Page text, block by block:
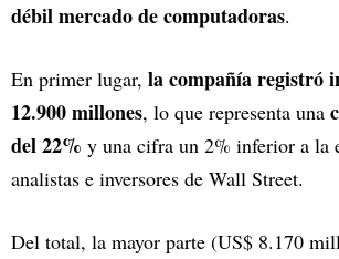
débil mercado de computadoras.
En primer lugar, la compañía registró
12.900 millones, lo que representa una
del 22% y una cifra un 2% inferior a la
analistas e inversores de Wall Street.
Del total, la mayor parte (US$ 8.170